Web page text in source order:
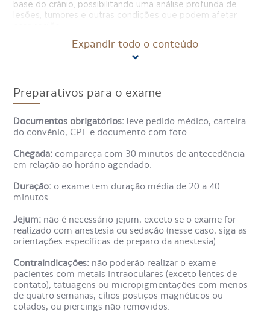
base do crânio, possibilitando uma análise profunda de
lesões, tumores e outras condições que podem afetar
Como é realizado o exame de
do Crânio?
Para realizar o exame, o paciente deita-se em uma maca
magnética. Durante o exame, que dura de 30 a 60
minutos, é importante permanecer imóvel para que as
O aparelho emite ondas de rádio e cria um campo
área em estudo. A máquina é equipada com ventilação e
iluminação adequadas, garantindo conforto e segurança.
Para que serve o exame de
Ressonância Magnética da Base
do Crânio?
Expandir todo o conteúdo
Preparativos para o exame
Documentos obrigatórios: leve pedido médico, carteira
do convênio, CPF e documento com foto.
Chegada: compareça com 30 minutos de antecedência
em relação ao horário agendado.
Duração: o exame tem duração média de 20 a 40
minutos.
Jejum: não é necessário jejum, exceto se o exame for
realizado com anestesia ou sedação (nesse caso, siga as
orientações específicas de preparo da anestesia).
Contraindicações: não poderão realizar o exame
pacientes com metais intraoculares (exceto lentes de
contato), tatuagens ou micropigmentações com menos
de quatro semanas, cílios postiços magnéticos ou
colados, ou piercings não removidos.